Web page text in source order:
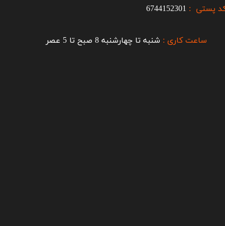
ساعت کاری : شنبه تا چهارشنبه 8 صبح تا 5 عصر
پستی : 6744152301